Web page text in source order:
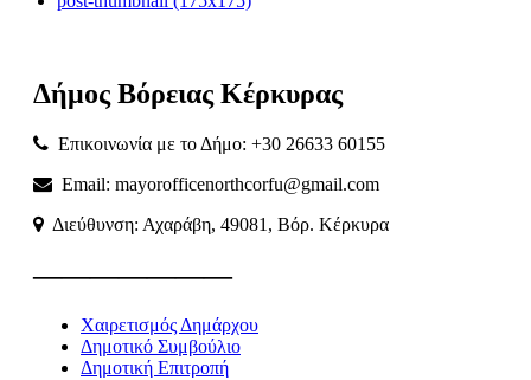
Δήμος Βόρειας Κέρκυρας
Επικοινωνία με το Δήμο: +30 26633 60155
Email: mayorofficenorthcorfu@gmail.com
Διεύθυνση: Αχαράβη, 49081, Βόρ. Κέρκυρα
———————
Χαιρετισμός Δημάρχου
Δημοτικό Συμβούλιο
Δημοτική Επιτροπή